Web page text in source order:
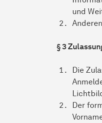
und
§ 3
Die
Der